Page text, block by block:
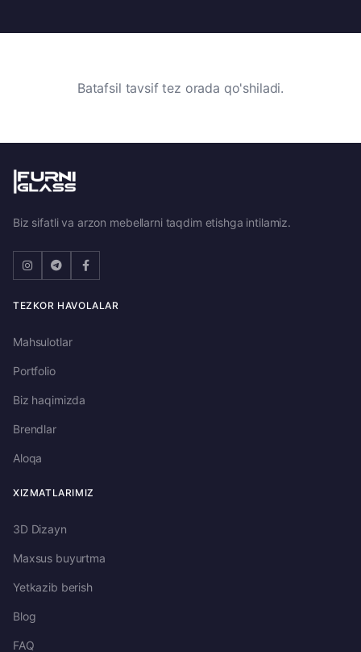
Batafsil tavsif tez orada qo'shiladi.
Biz sifatli va arzon mebellarni taqdim etishga intilamiz.
TEZKOR HAVOLALAR
Mahsulotlar
Portfolio
Biz haqimizda
Brendlar
Aloqa
XIZMATLARIMIZ
3D Dizayn
Maxsus buyurtma
Yetkazib berish
Blog
FAQ